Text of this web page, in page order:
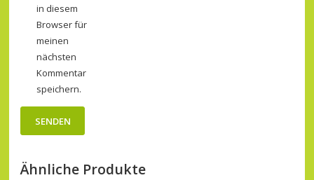
in diesem
Browser für
meinen
nächsten
Kommentar
speichern.
Ähnliche Produkte